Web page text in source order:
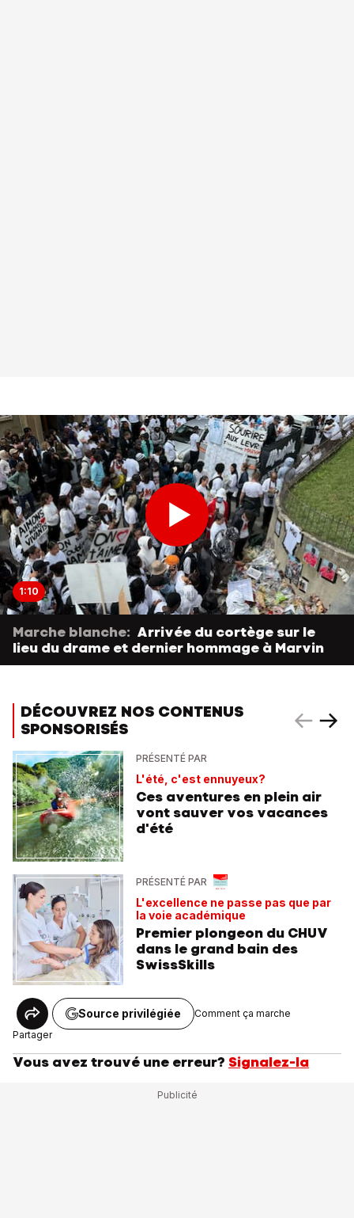
1:10
Marche blanche: Arrivée du cortège sur le
lieu du drame et dernier hommage à Marvin
DÉCOUVREZ NOS CONTENUS
SPONSORISÉS
PRÉSENTÉ PAR
L'été, c'est ennuyeux?
Ces aventures en plein air
vont sauver vos vacances
d'été
PRÉSENTÉ PAR
L'excellence ne passe pas que par
la voie académique
Premier plongeon du CHUV
dans le grand bain des
SwissSkills
Partager
Source privilégiée Comment ça marche
Vous avez trouvé une erreur? Signalez-la